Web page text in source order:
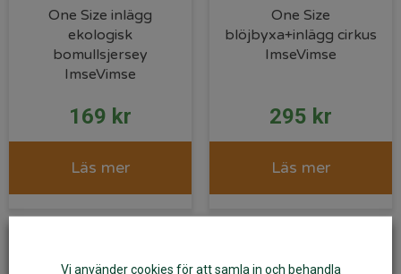
One Size inlägg
ekologisk
bomullsjersey
ImseVimse
169 kr
Läs mer
One Size
blöjbyxa+inlägg cirkus
ImseVimse
295 kr
Läs mer
Vi använder cookies för att samla in och behandla